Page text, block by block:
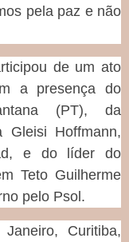
pela paz e não
de um ato
a presença do
(PT), da
Gleisi Hoffmann,
e do líder do
Teto Guilherme
pelo Psol.
Curitiba,